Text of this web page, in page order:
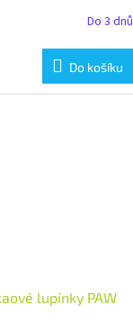
Do 3 dnů
Do košíku
lupínky PAW